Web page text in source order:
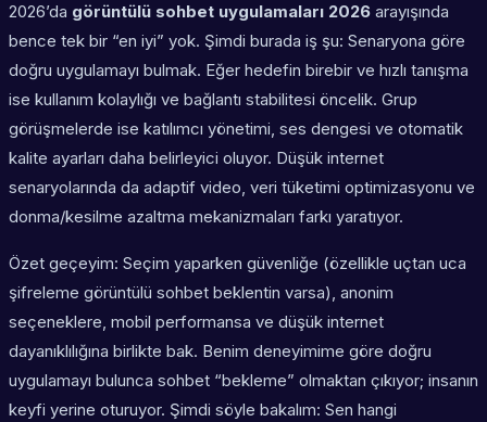
2026’da görüntülü sohbet uygulamaları 2026 arayışında
bence tek bir “en iyi” yok. Şimdi burada iş şu: Senaryona göre
doğru uygulamayı bulmak. Eğer hedefin birebir ve hızlı tanışma
ise kullanım kolaylığı ve bağlantı stabilitesi öncelik. Grup
görüşmelerde ise katılımcı yönetimi, ses dengesi ve otomatik
kalite ayarları daha belirleyici oluyor. Düşük internet
senaryolarında da adaptif video, veri tüketimi optimizasyonu ve
donma/kesilme azaltma mekanizmaları farkı yaratıyor.
Özet geçeyim: Seçim yaparken güvenliğe (özellikle uçtan uca
şifreleme görüntülü sohbet beklentin varsa), anonim
seçeneklere, mobil performansa ve düşük internet
dayanıklılığına birlikte bak. Benim deneyimime göre doğru
uygulamayı bulunca sohbet “bekleme” olmaktan çıkıyor; insanın
keyfi yerine oturuyor. Şimdi söyle bakalım: Sen hangi